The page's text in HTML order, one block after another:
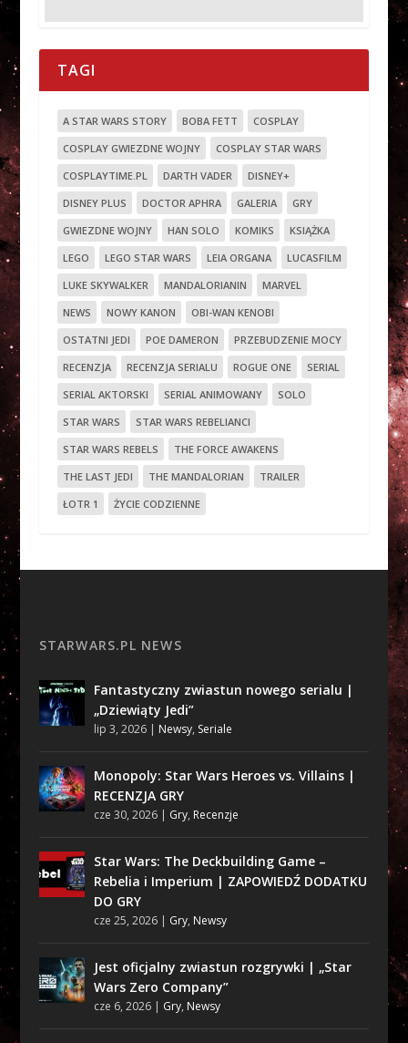
TAGI
A STAR WARS STORY BOBA FETT
COSPLAY
COSPLAY GWIEZDNE WOJNY
COSPLAY STAR WARS
COSPLAYTIME.PL
DARTH VADER
DISNEY+
DISNEY PLUS
DOCTOR APHRA GALERIA
GRY
GWIEZDNE WOJNY
HAN SOLO KOMIKS
KSIĄŻKA
LEGO
LEGO STAR WARS LEIA ORGANA
LUCASFILM
LUKE SKYWALKER
MANDALORIANIN
MARVEL
NEWS
NOWY KANON
OBI-WAN KENOBI
OSTATNI JEDI
POE DAMERON
PRZEBUDZENIE MOCY
RECENZJA
RECENZJA SERIALU ROGUE ONE
SERIAL
SERIAL AKTORSKI
SERIAL ANIMOWANY
SOLO
STAR WARS
STAR WARS REBELIANCI
STAR WARS REBELS
THE FORCE AWAKENS
THE LAST JEDI
THE MANDALORIAN
TRAILER
ŁOTR 1
ŻYCIE CODZIENNE
STARWARS.PL NEWS
Fantastyczny zwiastun nowego serialu |
„Dziewiąty Jedi”
lip 3, 2026| Newsy, Seriale
Monopoly: Star Wars Heroes vs. Villains |
RECENZJA GRY
cze 30, 2026| Gry, Recenzje
Star Wars: The Deckbuilding Game –
Rebelia i Imperium | ZAPOWIEDŹ DODATKU
DO GRY
cze 25, 2026| Gry, Newsy
Jest oficjalny zwiastun rozgrywki | „Star
Wars Zero Company”
cze 6, 2026| Gry, Newsy